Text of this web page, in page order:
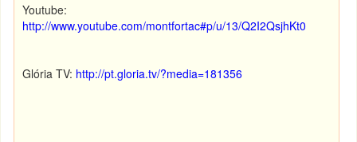
Youtube:
http://www.youtube.com/montfortac#p/u/13/Q2I2QsjhKt0
Glória TV: http://pt.gloria.tv/?media=181356